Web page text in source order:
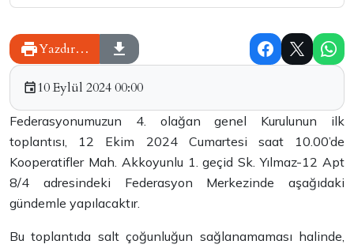
Yazdır…
10 Eylül 2024 00:00
Federasyonumuzun 4. olağan genel Kurulunun ilk
toplantısı, 12 Ekim 2024 Cumartesi saat 10.00’de
Kooperatifler Mah. Akkoyunlu 1. geçid Sk. Yılmaz-12 Apt
8/4 adresindeki Federasyon Merkezinde aşağıdaki
gündemle yapılacaktır.
Bu toplantıda salt çoğunluğun sağlanamaması halinde,